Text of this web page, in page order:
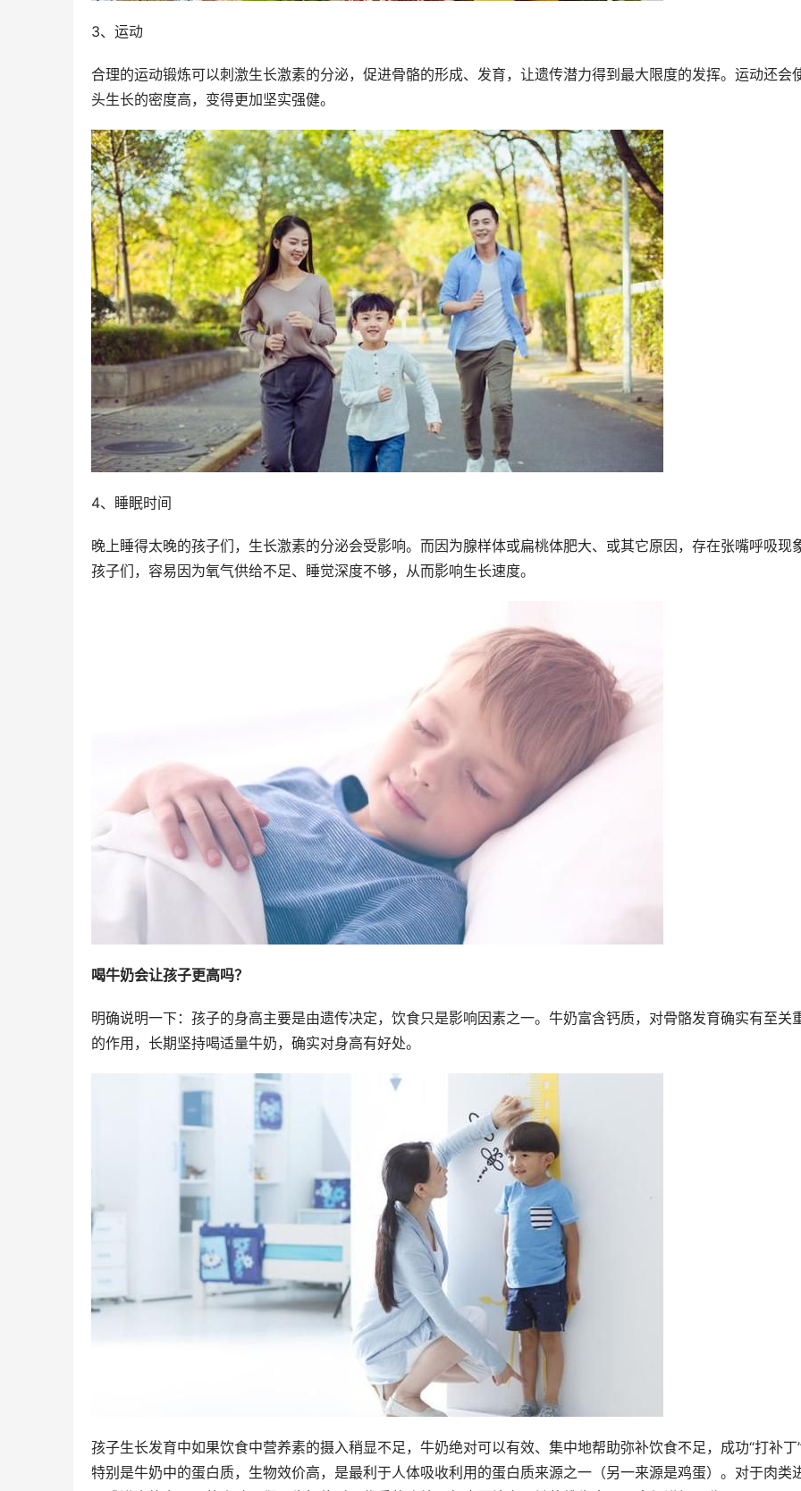
3、运动
合理的运动锻炼可以刺激生长激素的分泌，促进骨骼的形成、发育，让遗传潜力得到最大限度的发挥。运动还会
头生长的密度高，变得更加坚实强健。
4、睡眠时间
晚上睡得太晚的孩子们，生长激素的分泌会受影响。而因为腺样体或扁桃体肥大、或其它原因，存在张嘴呼吸现
孩子们，容易因为氧气供给不足、睡觉深度不够，从而影响生长速度。
喝牛奶会让孩子更高吗？
明确说明一下：孩子的身高主要是由遗传决定，饮食只是影响因素之一。牛奶富含钙质，对骨骼发育确实有至关
的作用，长期坚持喝适量牛奶，确实对身高有好处。
孩子生长发育中如果饮食中营养素的摄入稍显不足，牛奶绝对可以有效、集中地帮助弥补饮食不足，成功“打补丁
特别是牛奶中的蛋白质，生物效价高，是最利于人体吸收利用的蛋白质来源之一（另一来源是鸡蛋）。对于肉类